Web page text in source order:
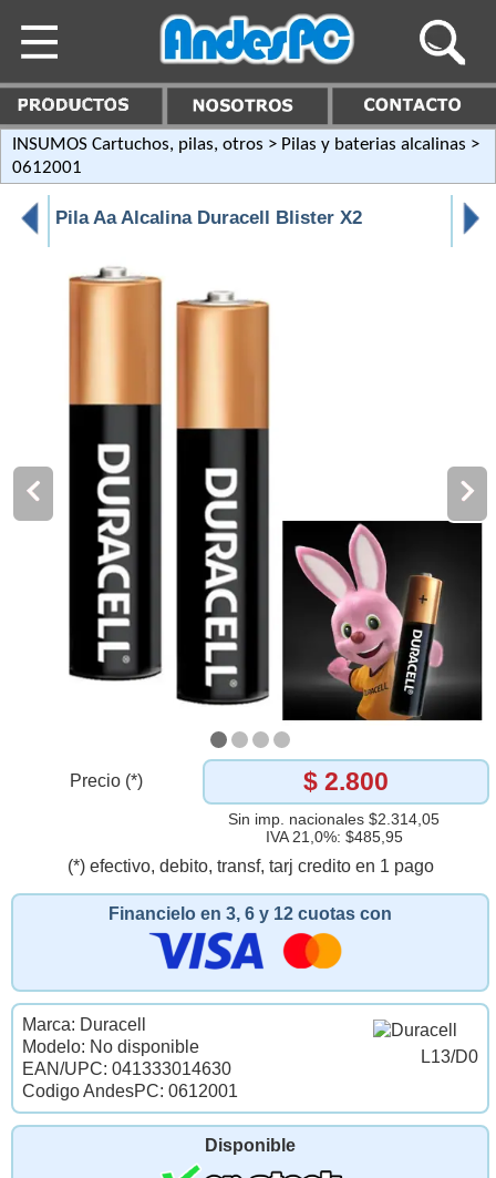
INSUMOS Cartuchos, pilas, otros > Pilas y baterias alcalinas >
0612001
Pila Aa Alcalina Duracell Blister X2
Precio (*) $ 2.800
Sin imp. nacionales $2.314,05
IVA 21,0%: $485,95
(*) efectivo, debito, transf, tarj credito en 1 pago
Financielo en 3, 6 y 12 cuotas con
L13/D0
Marca: Duracell
Modelo: No disponible
EAN/UPC: 041333014630
Codigo AndesPC: 0612001
Disponible